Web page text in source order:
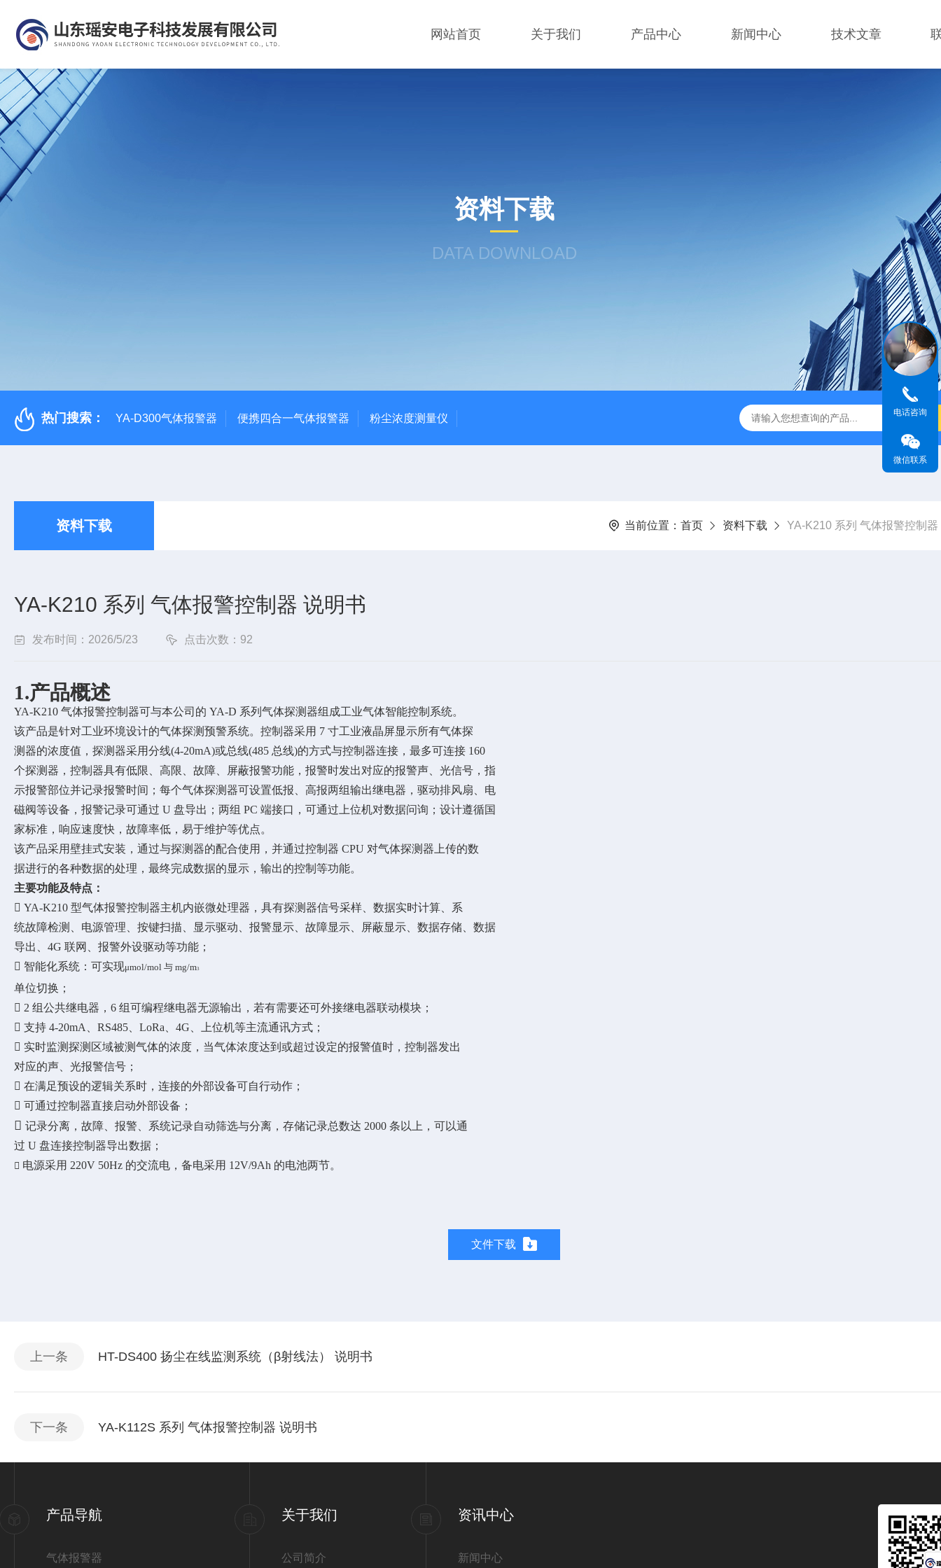
网站首页 关于我们 产品中心 新闻中心 技术文章
资料下载
DATA DOWNLOAD
热门搜索： YA-D300气体报警器 便携四合一气体报警器 粉尘浓度测量仪
资料下载 当前位置： 首页 资料下载 YA-K210 系列 气体报警控制器
YA-K210 系列 气体报警控制器 说明书
发布时间：2026/5/23 点击次数：92
1.产品概述
YA-K210 气体报警控制器可与本公司的 YA-D 系列气体探测器组成工业气体智能控制系统。
该产品是针对工业环境设计的气体探测预警系统。控制器采用 7 寸工业液晶屏显示所有气体探
测器的浓度值，探测器采用分线(4-20mA)或总线(485 总线)的方式与控制器连接，最多可连接 160
个探测器，控制器具有低限、高限、故障、屏蔽报警功能，报警时发出对应的报警声、光信号，指
示报警部位并记录报警时间；每个气体探测器可设置低报、高报两组输出继电器，驱动排风扇、电
磁阀等设备，报警记录可通过 U 盘导出；两组 PC 端接口，可通过上位机对数据问询；设计遵循国
家标准，响应速度快，故障率低，易于维护等优点。
该产品采用壁挂式安装，通过与探测器的配合使用，并通过控制器 CPU 对气体探测器上传的数
据进行的各种数据的处理，最终完成数据的显示，输出的控制等功能。
主要功能及特点：
 YA-K210 型气体报警控制器主机内嵌微处理器，具有探测器信号采样、数据实时计算、系
统故障检测、电源管理、按键扫描、显示驱动、报警显示、故障显示、屏蔽显示、数据存储、数据
导出、4G 联网、报警外设驱动等功能；
 智能化系统：可实现μmol/mol 与 mg/m3
单位切换；
 2 组公共继电器，6 组可编程继电器无源输出，若有需要还可外接继电器联动模块；
 支持 4-20mA、RS485、LoRa、4G、上位机等主流通讯方式；
 实时监测探测区域被测气体的浓度，当气体浓度达到或超过设定的报警值时，控制器发出
对应的声、光报警信号；
 在满足预设的逻辑关系时，连接的外部设备可自行动作；
 可通过控制器直接启动外部设备；
 记录分离，故障、报警、系统记录自动筛选与分离，存储记录总数达 2000 条以上，可以通
过 U 盘连接控制器导出数据；
 电源采用 220V 50Hz 的交流电，备电采用 12V/9Ah 的电池两节。
文件下载
上一条 HT-DS400 扬尘在线监测系统（β射线法） 说明书
下一条 YA-K112S 系列 气体报警控制器 说明书
产品导航
气体报警器
关于我们
公司简介
资讯中心
新闻中心
电话咨询
微信联系